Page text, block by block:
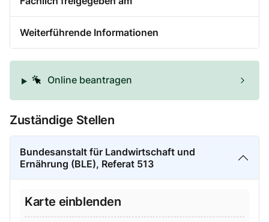
Weiterführende Informationen
Online beantragen
Zuständige Stellen
Bundesanstalt für Landwirtschaft und
Ernährung (BLE), Referat 513
Karte einblenden